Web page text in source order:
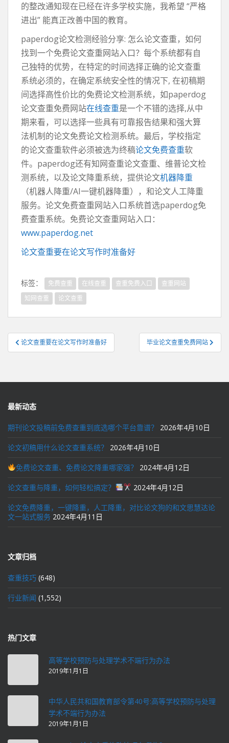
的整改通知现在已经在许多学校实施，我希望 “严格
进出” 能真正改善中国的教育。
paperdog论文检测经验分享: 怎么论文查重，如何
找到一个免费论文查重网站入口？每个系统都有自
己独特的优势，在特定的时间选择正确的论文查重
系统必须的，在确定系统安全性的情况下, 在初稿期
间选择高性价比的免费论文检测系统，如paperdog
论文查重免费网站在线查重是一个不错的选择,从中
期来看，可以选择一些具有可靠报告结果和强大算
法机制的论文免费论文检测系统。最后，学校指定
的论文查重软件必须被选为终稿论文免费查重软
件。paperdog还有知网查重论文查重、维普论文检
测系统，以及论文降重系统，提供论文机器降重
（机器人降重/AI一键机器降重），和论文人工降重
服务。论文免费查重网站入口系统首选paperdog免
费查重系统。免费论文查重网站入口：
www.paperdog.net
论文查重要在论文写作时准备好
标签： 免费查重 在线查重 查重免费入口
查重网站
知网查重
论文查重
文
章
航
论文查重要在论文写作时准备好 毕业论文查重免费网站
最新动态
期刊论文投稿前免费查重到底选哪个平台靠谱？ 2026年4月10日
论文初稿用什么论文查重系统？ 2026年4月10日
免费论文查重、免费论文降重哪家强？ 2024年4月12日
论文查重与降重，如何轻松搞定？ 2024年4月12日
论文免费降重，一键降重，人工降重，对比论文狗的和文思慧达论
文一站式服务 2024年4月11日
文章归档
查重技巧 (648)
行业新闻 (1,552)
热门文章
高等学校预防与处理学术不端行为办法
2019年1月1日
中华人民共和国教育部令第40号:高等学校预防与处理
学术不端行为办法
2019年1月1日